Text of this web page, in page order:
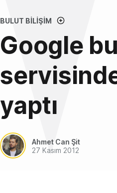
BULUT BILIŞIM
Google
yaptı
Ahmet Can Şit
27 Kasım 2012